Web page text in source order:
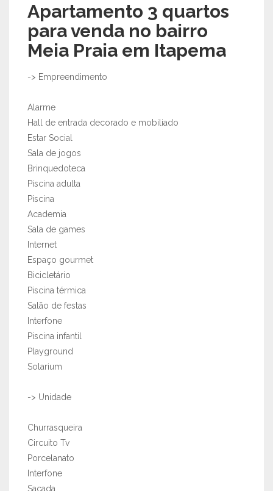
Apartamento 3 quartos
para venda no bairro
Meia Praia em Itapema
-> Empreendimento
Alarme
Hall de entrada decorado e mobiliado
Estar Social
Sala de jogos
Brinquedoteca
Piscina adulta
Piscina
Academia
Sala de games
Internet
Espaço gourmet
Bicicletário
Piscina térmica
Salão de festas
Interfone
Piscina infantil
Playground
Solarium
-> Unidade
Churrasqueira
Circuito Tv
Porcelanato
Interfone
Sacada